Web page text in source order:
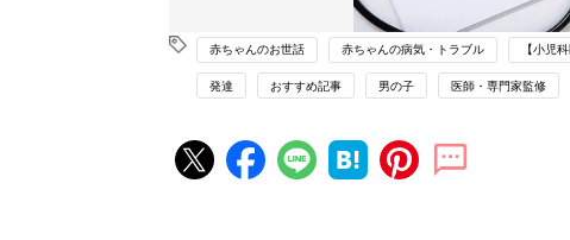
赤ちゃんのお世話 赤ちゃんの病気・トラブル 【小児
発達 おすすめ記事 男の子 医師・専門家監修